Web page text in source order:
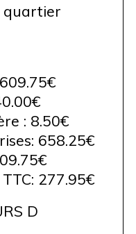
: 8.50€
658.25€
277.95€
D